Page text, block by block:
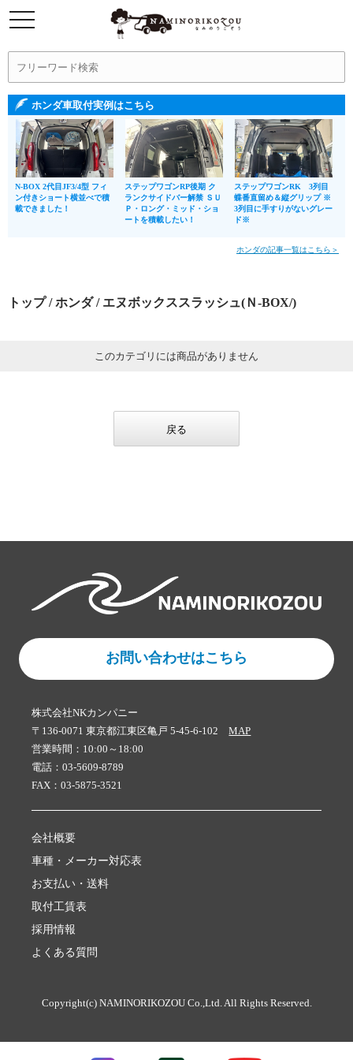
ホンダ車取付実例はこちら
N-BOX 2代目JF3/4型 フィ
ン付きショート横並べで積
載できました！
ステップワゴンRP後期 ク
ランクサイドバー解禁 ＳＵ
Ｐ・ロング・ミッド・ショ
ートを積載したい！
ステップワゴンRK 3列目
蝶番直留め＆縦グリップ ※
3列目に手すりがないグレー
ド※
ホンダの記事一覧はこちら＞
トップ/ホンダ/ エヌボックススラッシュ(Ｎ-BOX/)
このカテゴリには商品がありません
戻る
お問い合わせはこちら
株式会社NKカンパニー
〒136-0071 東京都江東区亀戸 5-45-6-102MAP
営業時間：10:00～18:00
電話：03-5609-8789
FAX：03-5875-3521
会社概要
車種・メーカー対応表
お支払い・送料
取付工賃表
採用情報
よくある質問
Copyright(c) NAMINORIKOZOU Co.,Ltd. All Rights Reserved.